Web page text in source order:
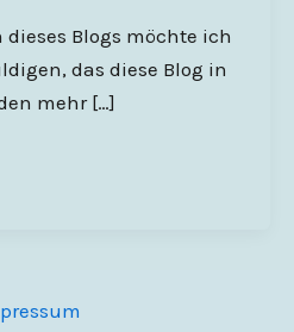
dieses Blogs möchte ich
das diese Blog in
mehr […]